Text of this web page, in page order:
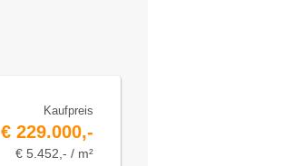
Kaufpreis
€ 229.000,-
€ 5.452,- / m²